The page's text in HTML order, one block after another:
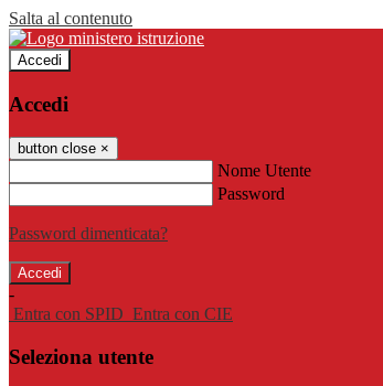
Salta al contenuto
Accedi
Accedi
button close ×
Nome Utente
Password
Password dimenticata?
-
Entra con SPID Entra con CIE
Seleziona utente